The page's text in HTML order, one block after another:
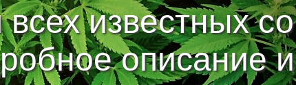
известных
описание